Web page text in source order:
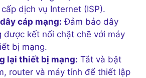
dịch vụ Internet (ISP).
cáp mạng: Đảm bảo dây
được kết nối chặt chẽ với máy
bị mạng.
lại thiết bị mạng: Tắt và bật
router và máy tính để thiết lập